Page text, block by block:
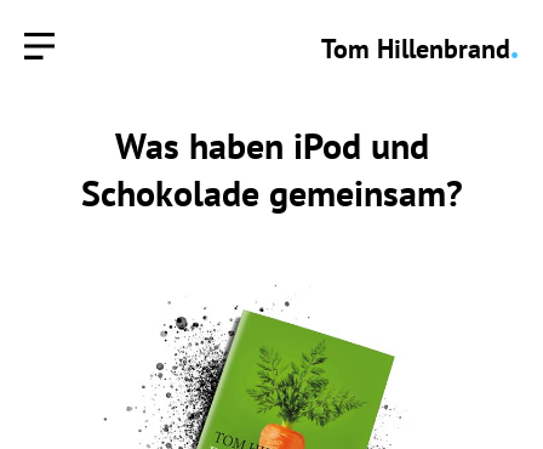
Tom Hillenbrand.
Was haben iPod und
Schokolade gemeinsam?